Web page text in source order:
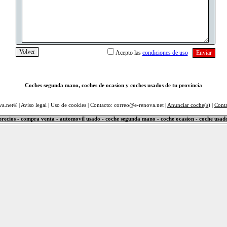
Acepto las condiciones de uso
Coches segunda mano, coches de ocasion y coches usados de tu provincia
| Aviso legal Uso de cookies| Contacto: correo@e-renova.net | Anunciar coche(s)|
- compra venta - automovil usado - coche segunda mano - coche ocasion - coche